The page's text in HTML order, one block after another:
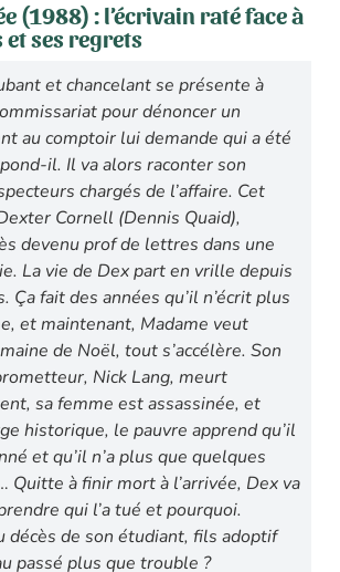
(1988) : l’écrivain raté face à
ses regrets
et chancelant se présente à
pour dénoncer un
au comptoir lui demande qui a été
il. Il va alors raconter son
chargés de l’affaire. Cet
Cornell (Dennis Quaid),
devenu prof de lettres dans une
La vie de Dex part en vrille depuis
Ça fait des années qu’il n’écrit plus
et maintenant, Madame veut
de Noël, tout s’accélère. Son
Nick Lang, meurt
sa femme est assassinée, et
historique, le pauvre apprend qu’il
et qu’il n’a plus que quelques
Quitte à finir mort à l’arrivée, Dex va
qui l’a tué et pourquoi.
décès de son étudiant, fils adoptif
passé plus que trouble ?